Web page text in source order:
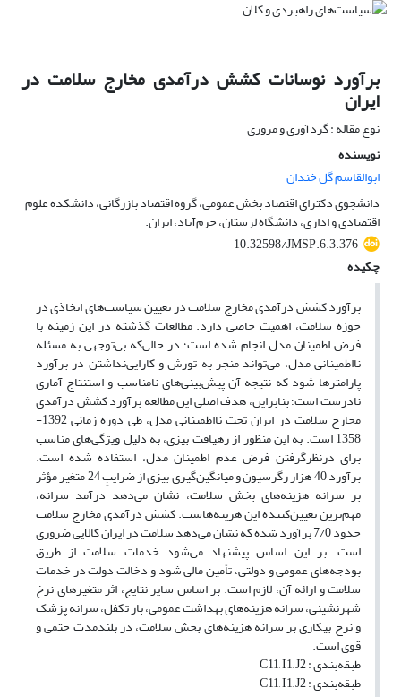
برآورد نوسانات کشش درآمدی مخارج سلامت در
ایران
نوع مقاله : گردآوری و مروری
نویسنده
ابوالقاسم گل خندان
دانشجوی دکترای اقتصاد بخش عمومی، گروه اقتصاد بازرگانی، دانشکده علوم
اقتصادی و اداری، دانشگاه لرستان، خرم‌آباد، ایران.
10.32598/JMSP.6.3.376
چکیده
برآورد کشش درآمدی مخارج سلامت در تعیین سیاست‌های اتخاذی در
حوزه‌ سلامت، اهمیت خاصی دارد. مطالعات گذشته در این زمینه با
فرض اطمینان مدل انجام شده است؛ در حالی‌که بی‌توجهی به مسئله
نااطمینانی مدل، می‌تواند منجر به تورش و کارایی‌نداشتن در برآورد
پارامترها شود که نتیجه آن پیش‌بینی‌های نامناسب و استنتاج آماری
نادرست است؛ بنابراین، هدف اصلی این مطالعه برآورد کشش درآمدی
مخارج سلامت در ایران تحت نااطمینانی مدل، طی دوره‌ زمانی 1392-
1358 است. به این منظور از رهیافت بیزی، به‌ دلیل ویژگی‌های مناسب
برای درنظرگرفتن فرض عدم ‌اطمینان مدل، استفاده شده است.
برآورد 40 هزار رگرسیون و میانگین‌گیری بیزی از ضرایبِ 24 متغیرِ مؤثر
بر سرانه هزینه‌های بخش سلامت، نشان می‌دهد درآمد سرانه،
مهم‌ترین تعیین‌کننده این هزینه‌هاست. کشش درآمدی مخارج سلامت
حدود 7/0 برآورد شده که نشان می‌دهد سلامت در ایران کالایی ضروری
است. بر این اساس پیشنهاد می‌شود خدمات سلامت از طریق
بودجه‌های عمومی و دولتی، تأمین مالی شود و دخالت دولت در خدمات
سلامت و ارائه آن، لازم است. بر اساس سایر نتایج، اثر متغیرهای نرخ
شهرنشینی، سرانه هزینه‌های بهداشت عمومی، بار تکفل، سرانه‌ پزشک
و نرخ بیکاری بر سرانه‌ هزینه‌های بخش سلامت، در بلندمدت حتمی و
قوی است.
طبقه‌بندی : C11, I1, J2
طبقه‌بندی : C11, I1, J2